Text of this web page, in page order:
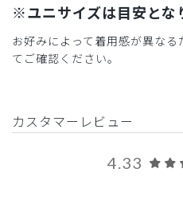
※ユニサイズは目安とな
お好みによって着用感が異なる
てご確認ください。
カスタマーレビュー
4.33